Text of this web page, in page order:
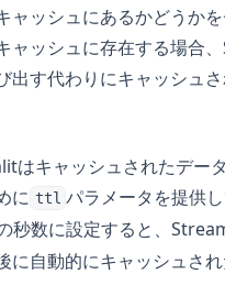
ャッシュにあるかどうか
ャッシュに存在する場合
出す代わりにキャッシュ
はキャッシュされたデー
に ttl パラメータを提供
秒数に設定すると、
に自動的にキャッシュさ